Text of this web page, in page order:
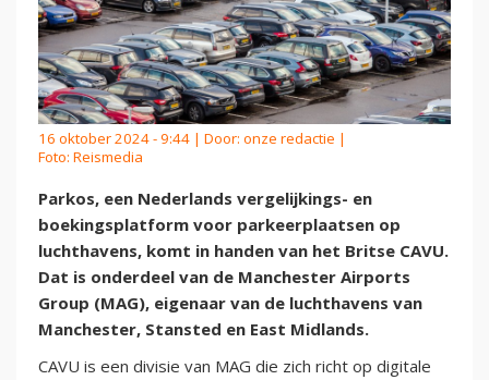
16 oktober 2024 - 9:44 | Door: onze redactie |
Foto: Reismedia
Parkos, een Nederlands vergelijkings- en
boekingsplatform voor parkeerplaatsen op
luchthavens, komt in handen van het Britse CAVU.
Dat is onderdeel van de Manchester Airports
Group (MAG), eigenaar van de luchthavens van
Manchester, Stansted en East Midlands.
CAVU is een divisie van MAG die zich richt op digitale